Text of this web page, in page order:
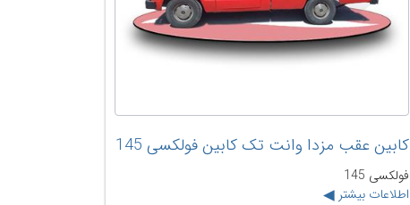
کابین عقب مزدا وانت تک کابین فولکسی 145
فولکسی 145
اطلاعات بیشتر